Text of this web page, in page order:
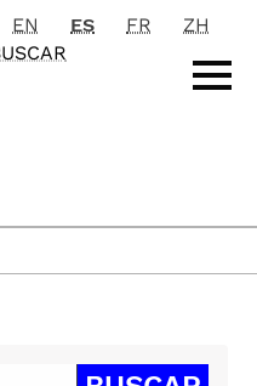
EN ES FR
ZH